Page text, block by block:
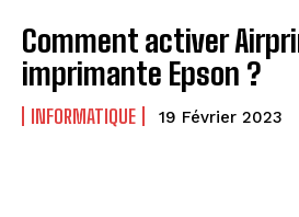
Comment activer
imprimante Epson ?
INFORMATIQUE 19 Février 2023